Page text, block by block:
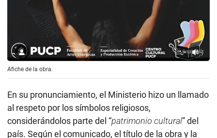
Afiche de la obra.
En su pronunciamiento, el Ministerio hizo un llamado
al respeto por los símbolos religiosos,
considerándolos parte del “patrimonio cultural” del
país. Según el comunicado, el título de la obra y la